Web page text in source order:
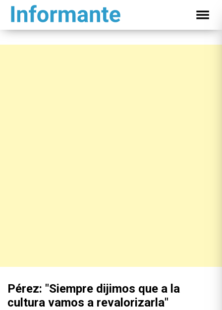
Pérez: "Siempre dijimos que a la
cultura vamos a revalorizarla"